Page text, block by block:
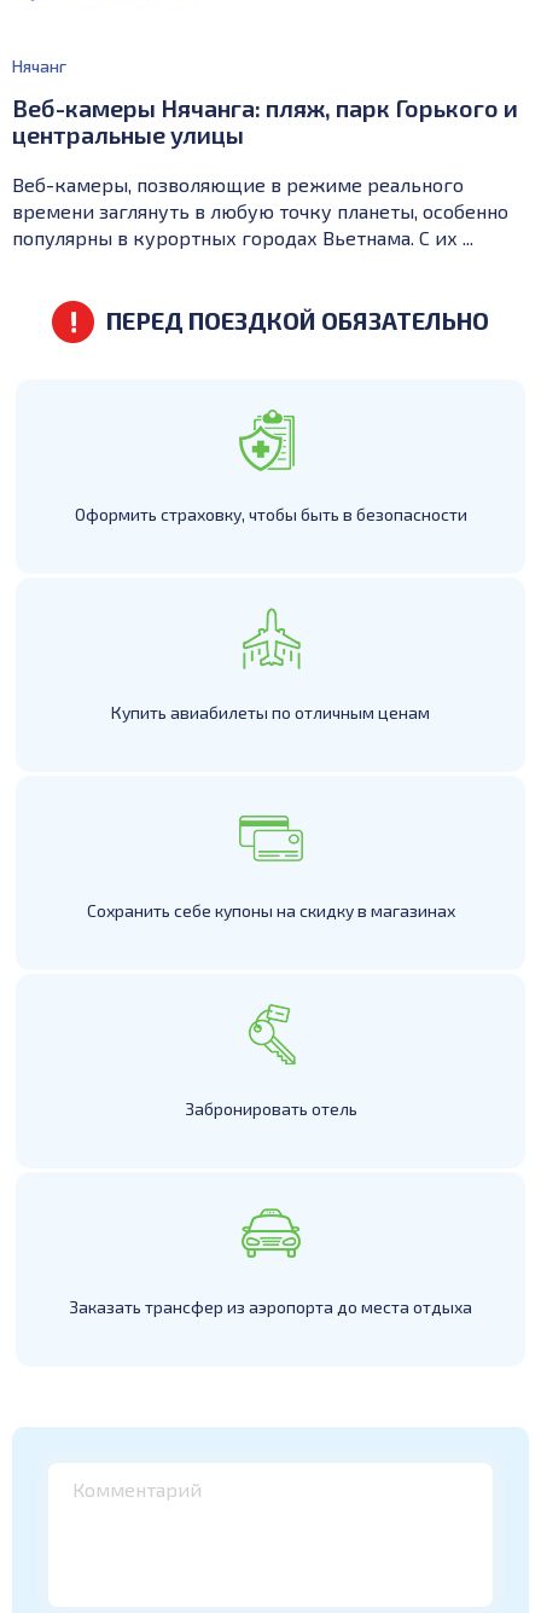
Нячанг
Веб-камеры Нячанга: пляж, парк Горького и
центральные улицы
Веб-камеры, позволяющие в режиме реального
времени заглянуть в любую точку планеты, особенно
популярны в курортных городах Вьетнама. С их ...
ПЕРЕД ПОЕЗДКОЙ ОБЯЗАТЕЛЬНО
Оформить страховку, чтобы быть в безопасности
Купить авиабилеты по отличным ценам
Сохранить себе купоны на скидку в магазинах
Забронировать отель
Заказать трансфер из аэропорта до места отдыха